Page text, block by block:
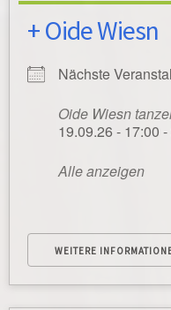
+ Oide Wiesn
Nächste
Oide Wiesn
19.09.26 - 17:00
Alle anzeigen
WEITERE